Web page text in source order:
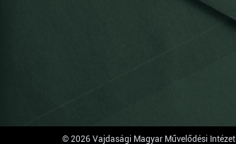
© 2026 Vajdasági Magyar Művelődési Intézet